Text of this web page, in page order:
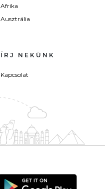
Afrika
Ausztrália
ÍRJ NEKÜNK
Kapcsolat